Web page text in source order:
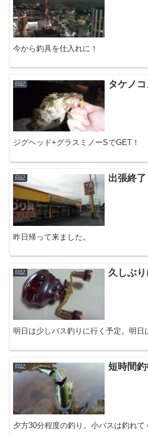
今から釣具を仕入れに！
日記 タケノ
ジグヘッド+グラスミノーSでGET！
日記 出張終了
昨日帰って来ました。
日記 久しぶり
明日は少しバス釣りに行く予定。明日
日記 短時間釣
夕方30分程度の釣り。小バスは釣れて